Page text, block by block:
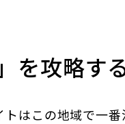
を攻略す
はこの地域で一